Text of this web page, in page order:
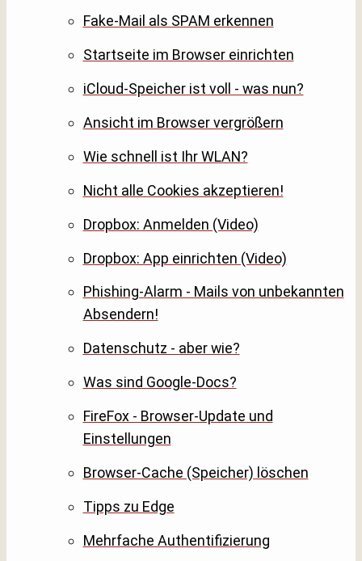
Fake-Mail als SPAM erkennen
Startseite im Browser einrichten
iCloud-Speicher ist voll - was nun?
Ansicht im Browser vergrößern
Wie schnell ist Ihr WLAN?
Nicht alle Cookies akzeptieren!
Dropbox: Anmelden (Video)
Dropbox: App einrichten (Video)
Phishing-Alarm - Mails von unbekannten
Absendern!
Datenschutz - aber wie?
Was sind Google-Docs?
FireFox - Browser-Update und
Einstellungen
Browser-Cache (Speicher) löschen
Tipps zu Edge
Mehrfache Authentifizierung